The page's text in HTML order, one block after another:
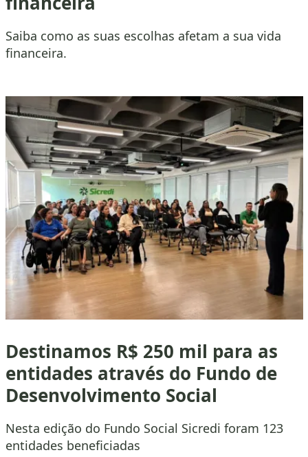
Saiba como as suas escolhas afetam a sua vida
financeira.
Destinamos R$ 250 mil para as
entidades através do Fundo de
Desenvolvimento Social
Nesta edição do Fundo Social Sicredi foram 123
entidades beneficiadas